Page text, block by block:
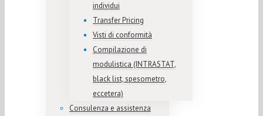
individui
Transfer Pricing
Visti di conformità
Compilazione di
modulistica (INTRASTAT,
black list, spesometro,
eccetera)
Consulenza e assistenza